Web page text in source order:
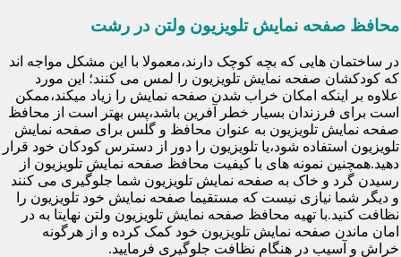
محافظ صفحه نمایش تلویزیون ولتن در رشت
در ساختمان هایی که بچه کوچک دارند،معمولا با این مشکل مواجه اند
که کودکشان صفحه نمایش تلویزیون را لمس می کنند؛ این مورد
علاوه بر اینکه امکان خراب شدن صفحه نمایش را زیاد میکند،ممکن
است برای فرزندان بسیار خطر آفرین باشد،پس بهتر است از محافظ
صفحه نمایش تلویزیون به عنوان محافظ و گلس برای صفحه نمایش
تلویزیون استفاده شود،یا تلویزیون را دور از دسترس کودکان خود قرار
دهید.همچنین نمونه های با کیفیت محافظ صفحه نمایش تلویزیون از
رسیدن گرد و خاک به صفحه نمایش تلویزیون شما جلوگیری می کنند
و دیگر شما نیازی نیست که مستقیما صفحه نمایش خود تلویزیون را
نظافت کنید.با تهیه محافظ صفحه نمایش تلویزیون ولتن نهایتا به در
امان ماندن صفحه نمایش تلویزیون خود کمک کرده و از هرگونه
خراش و آسیب در هنگام نظافت جلوگیری فرمایید.